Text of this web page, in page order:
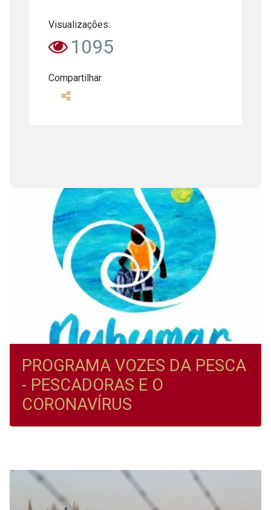
Visualizações:
1095
Compartilhar
PROGRAMA VOZES DA PESCA
- PESCADORAS E O
CORONAVÍRUS